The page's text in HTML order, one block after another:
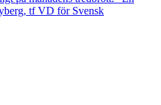
tf VD för Svensk